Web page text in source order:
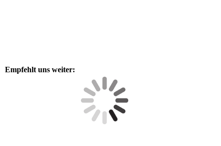
Empfehlt uns weiter: